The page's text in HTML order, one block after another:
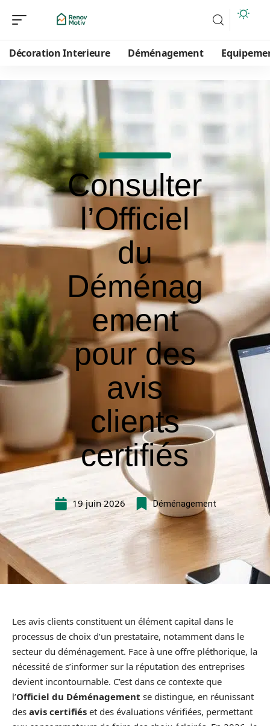
Décoration Interieure Déménagement
Consulter
l’Officiel
du
Déménag
ement
pour des
avis
clients
certifiés
19 juin 2026 Déménagement
Les avis clients constituent un élément capital dans le
processus de choix d’un prestataire, notamment dans le
secteur du déménagement. Face à une offre pléthorique, la
nécessité de s’informer sur la réputation des entreprises
devient incontournable. C’est dans ce contexte que
l’Officiel du Déménagement se distingue, en réunissant
des avis certifiés et des évaluations vérifiées, permettant